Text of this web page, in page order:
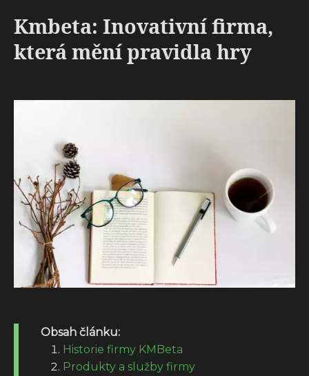
Kmbeta: Inovativní firma,
která mění pravidla hry
Obsah článku:
Historie firmy KMBeta
Produkty a služby firmy